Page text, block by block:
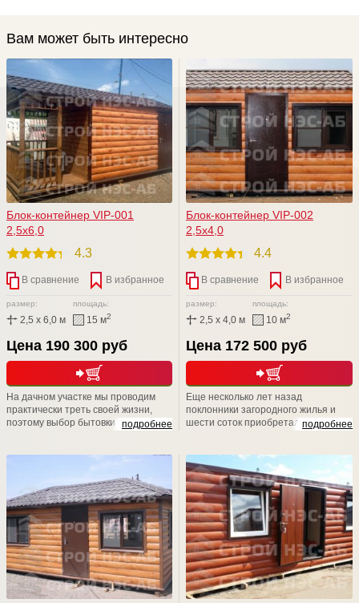
Вам может быть интересно
Блок-контейнер VIP-001
2,5х6,0
4.3
В сравнение В избранное
размер:
2,5 x 6,0 м
площадь:
15 м2
Цена 190 300 руб
подробнее
На дачном участке мы проводим
практически треть своей жизни,
поэтому выбор бытовки -дело
не найдете. Приходите к нам на
Выставочную площадку,
рассмотрите БЫТОВКИ поближе,
уверяем Вас, что Вы не останетесь
равнодушными
Блок-контейнер VIP-002
2,5х4,0
4.4
В сравнение В избранное
размер:
2,5 x 4,0 м
площадь:
10 м2
Цена 172 500 руб
подробнее
Еще несколько лет назад
поклонники загородного жилья и
шести соток приобретали убогие и
несмотря на возможности
современного рынка, люди
отказываются от такой "красоты" и
пытаются решить данный вопрос
собственными силами.